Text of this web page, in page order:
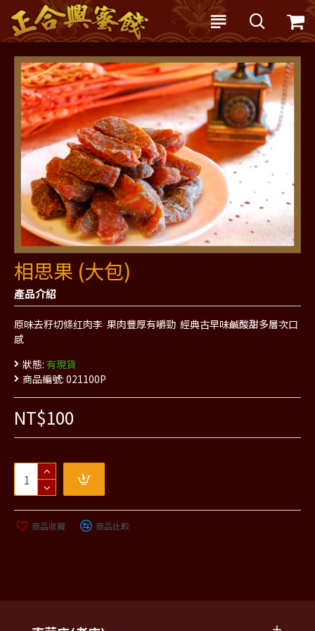
相思果 (大包)
產品介紹
原味去籽切條红肉李 果肉豐厚有嚼勁 經典古早味鹹酸甜多層次口
感
狀態: 有現貨
商品編號: 021100P
NT$100
商品收藏 商品比較